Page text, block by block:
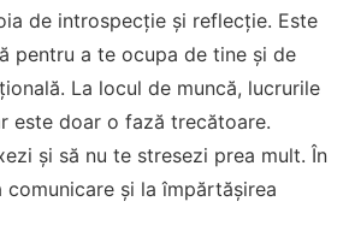
de introspecție și reflecție. Este
pentru a te ocupa de tine și de
La locul de muncă, lucrurile
este doar o fază trecătoare.
și să nu te stresezi prea mult. În
și la împărtășirea